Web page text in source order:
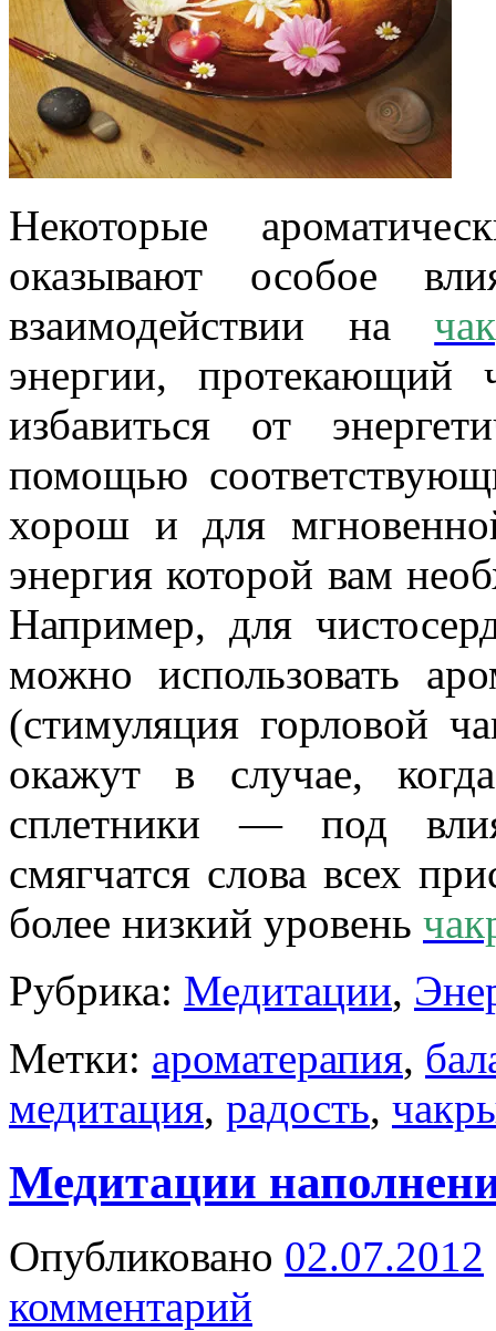
Некоторые
оказывают особое
взаимодействии на
энергии, протекающий
избавиться от
помощью
хорош и для
энергия которой вам
Например, для
можно использовать
(стимуляция горловой
окажут в случае,
сплетники — под
смягчатся слова всех
более низкий уровень
Рубрика: Медитации,
Метки: ароматерапия,
медитация, радость,
Медитации
Опубликовано 02.07.2012
комментарий